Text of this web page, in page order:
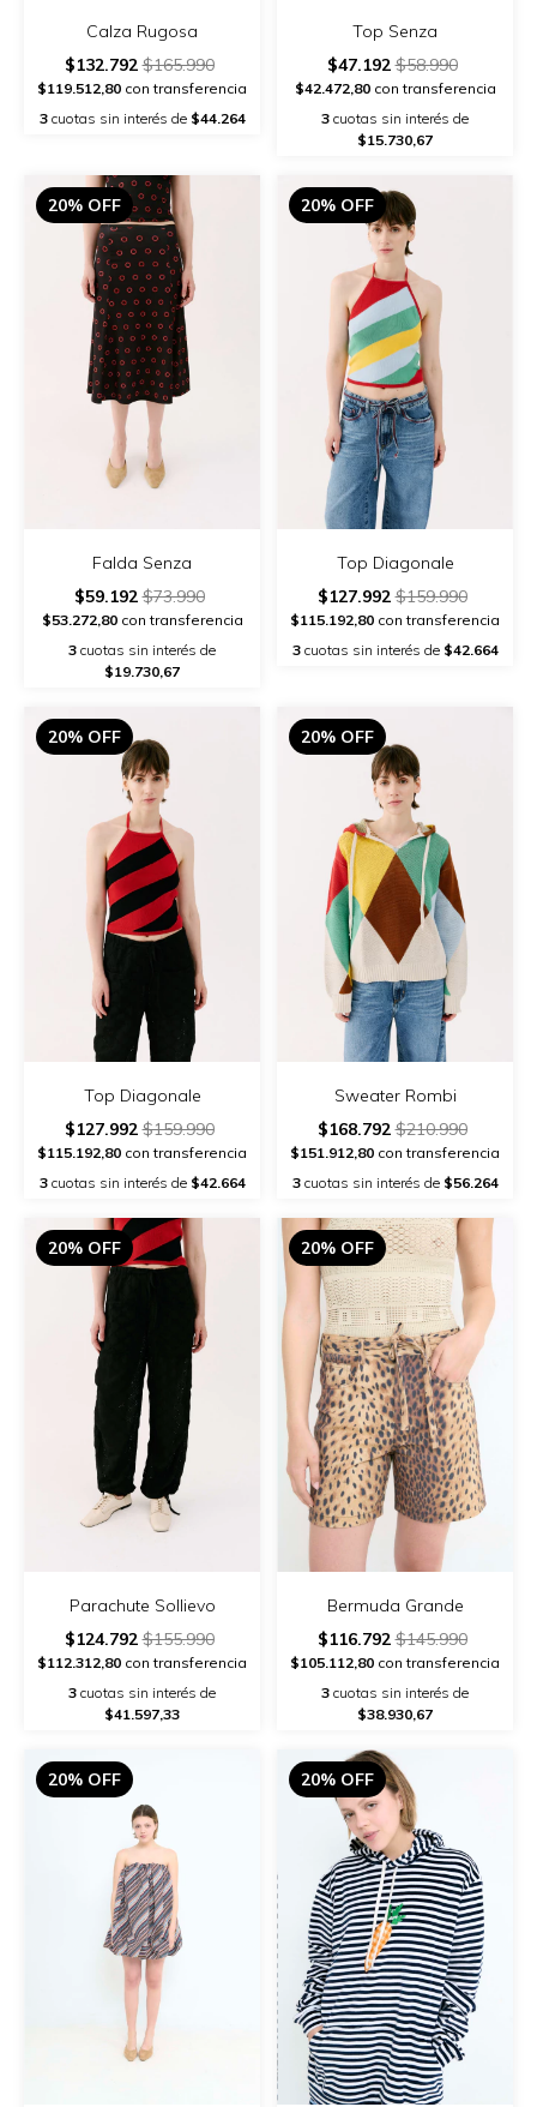
Calza Rugosa
$132.792$165.990
$119.512,80 con transferencia
3cuotas sin interés de $44.264
Top Senza
$47.192$58.990
$42.472,80con transferencia
3 cuotas sin interés de
$15.730,67
20% OFF
Falda Senza
$59.192$73.990
$53.272,80con transferencia
3 cuotas sin interés de
$19.730,67
20% OFF
Top Diagonale
$127.992$159.990
$115.192,80 con transferencia
3cuotas sin interés de $42.664
20% OFF
Top Diagonale
$127.992$159.990
$115.192,80 con transferencia
3cuotas sin interés de $42.664
20% OFF
Sweater Rombi
$168.792$210.990
$151.912,80 con transferencia
3cuotas sin interés de $56.264
20% OFF
Parachute Sollievo
$124.792$155.990
$112.312,80 con transferencia
3 cuotas sin interés de
$41.597,33
20% OFF
Bermuda Grande
$116.792$145.990
$105.112,80 con transferencia
3 cuotas sin interés de
$38.930,67
20% OFF 20% OFF